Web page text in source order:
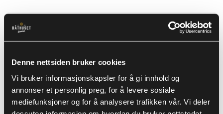
Denne nettsiden bruker cookies
Vi bruker informasjonskapsler for å gi innhold og
annonser et personlig preg, for å levere sosiale
mediefunksjoner og for å analysere trafikken vår. Vi deler
11 Hard Rock Legacy